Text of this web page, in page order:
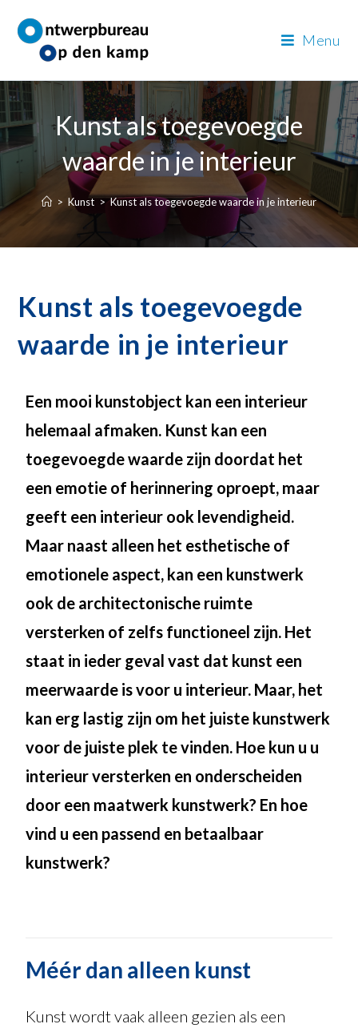
Menu
Kunst als toegevoegde
waarde in je interieur
> Kunst > Kunst als toegevoegde waarde in je interieur
Kunst als toegevoegde
waarde in je interieur
Een mooi kunstobject kan een interieur
helemaal afmaken. Kunst kan een
toegevoegde waarde zijn doordat het
een emotie of herinnering oproept, maar
geeft een interieur ook levendigheid.
Maar naast alleen het esthetische of
emotionele aspect, kan een kunstwerk
ook de architectonische ruimte
versterken of zelfs functioneel zijn. Het
staat in ieder geval vast dat kunst een
meerwaarde is voor u interieur. Maar, het
kan erg lastig zijn om het juiste kunstwerk
voor de juiste plek te vinden. Hoe kun u u
interieur versterken en onderscheiden
door een maatwerk kunstwerk? En hoe
vind u een passend en betaalbaar
kunstwerk?
Méér dan alleen kunst
Kunst wordt vaak alleen gezien als een